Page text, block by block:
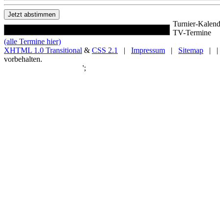
Turnier-
TV-Termine
(alle Termine hier)
XHTML 1.0 Transitional & CSS 2.1 | Impressum | Sitemap | |
vorbehalten.
';